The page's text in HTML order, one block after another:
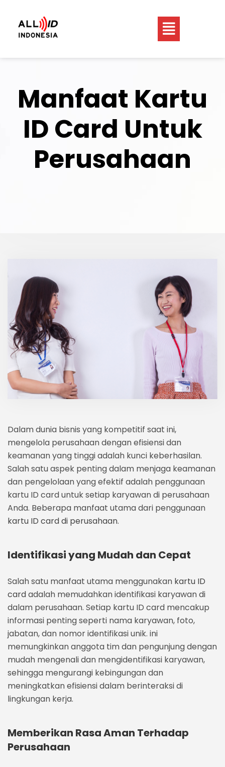
Manfaat Kartu
ID Card Untuk
Perusahaan
Dalam dunia bisnis yang kompetitif saat ini,
mengelola perusahaan dengan efisiensi dan
keamanan yang tinggi adalah kunci keberhasilan.
Salah satu aspek penting dalam menjaga keamanan
dan pengelolaan yang efektif adalah penggunaan
kartu ID card untuk setiap karyawan di perusahaan
Anda. Beberapa manfaat utama dari penggunaan
kartu ID card di perusahaan.
Identifikasi yang Mudah dan Cepat
Salah satu manfaat utama menggunakan kartu ID
cardadalah memudahkan identifikasi karyawan di
dalam perusahaan. Setiap kartu ID card mencakup
informasi penting seperti nama karyawan, foto,
jabatan, dan nomor identifikasi unik. ini
memungkinkan anggota tim dan pengunjung dengan
mudah mengenali dan mengidentifikasi karyawan,
sehingga mengurangi kebingungan dan
meningkatkan efisiensi dalam berinteraksi di
lingkungan kerja.
Memberikan Rasa Aman Terhadap
Perusahaan